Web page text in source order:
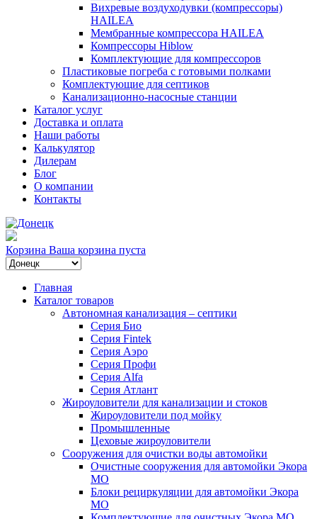
Вихревые воздуходувки (компрессоры)
HAILEA
Мембранные компрессора HAILEA
Компрессоры Hiblow
Комплектующие для компрессоров
Пластиковые погреба с готовыми полками
Комплектующие для септиков
Канализационно-насосные станции
Каталог услуг
Доставка и оплата
Наши работы
Калькулятор
Дилерам
Блог
О компании
Контакты
Корзина Ваша корзина пуста
Главная
Каталог товаров
Автономная канализация – септики
Серия Био
Серия Fintek
Серия Аэро
Серия Профи
Серия Alfa
Серия Атлант
Жироуловители для канализации и стоков
Жироуловители под мойку
Промышленные
Цеховые жироуловители
Сооружения для очистки воды автомойки
Очистные сооружения для автомойки Экора
МО
Блоки рециркуляции для автомойки Экора
МО